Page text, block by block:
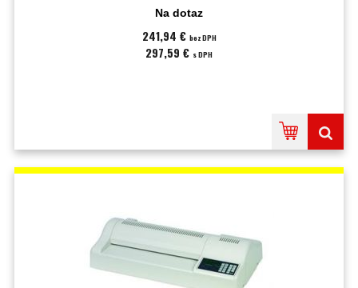
Na dotaz
241,94 € bez DPH
297,59 € s DPH